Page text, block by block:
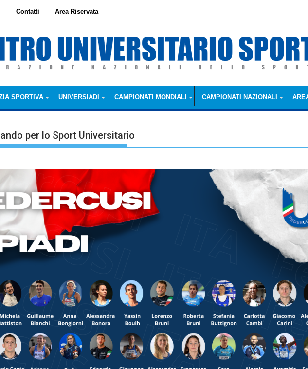
SPORTIVA UNIVERSIADI CAMPIONATI MONDIALI CAMPIONATI NAZIONALI
Contatti Area Riservata
per lo Sport Universitario